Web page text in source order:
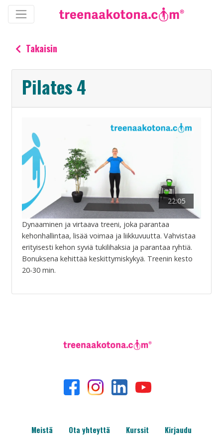
Takaisin
Pilates 4
22:05
Dynaaminen ja virtaava treeni, joka parantaa
kehonhallintaa, lisää voimaa ja liikkuvuutta. Vahvistaa
erityisesti kehon syviä tukilihaksia ja parantaa ryhtiä.
Bonuksena kehittää keskittymiskykyä. Treenin kesto
20-30 min.
Meistä Ota yhteyttä Kurssit
Kirjaudu